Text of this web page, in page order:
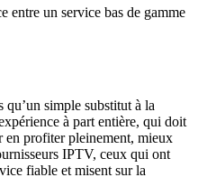
entre un service bas de gamme
simple substitut à la
à part entière, qui doit
en profiter pleinement, mieux
IPTV, ceux qui ont
fiable et misent sur la